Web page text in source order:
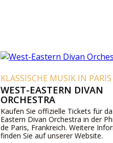
KLASSISCHE MUSIK IN PARIS
WEST-EASTERN DIVAN
ORCHESTRA
Kaufen Sie offizielle Tickets für
Eastern Divan Orchestra in der
de Paris, Frankreich. Weitere
finden Sie auf unserer Website.